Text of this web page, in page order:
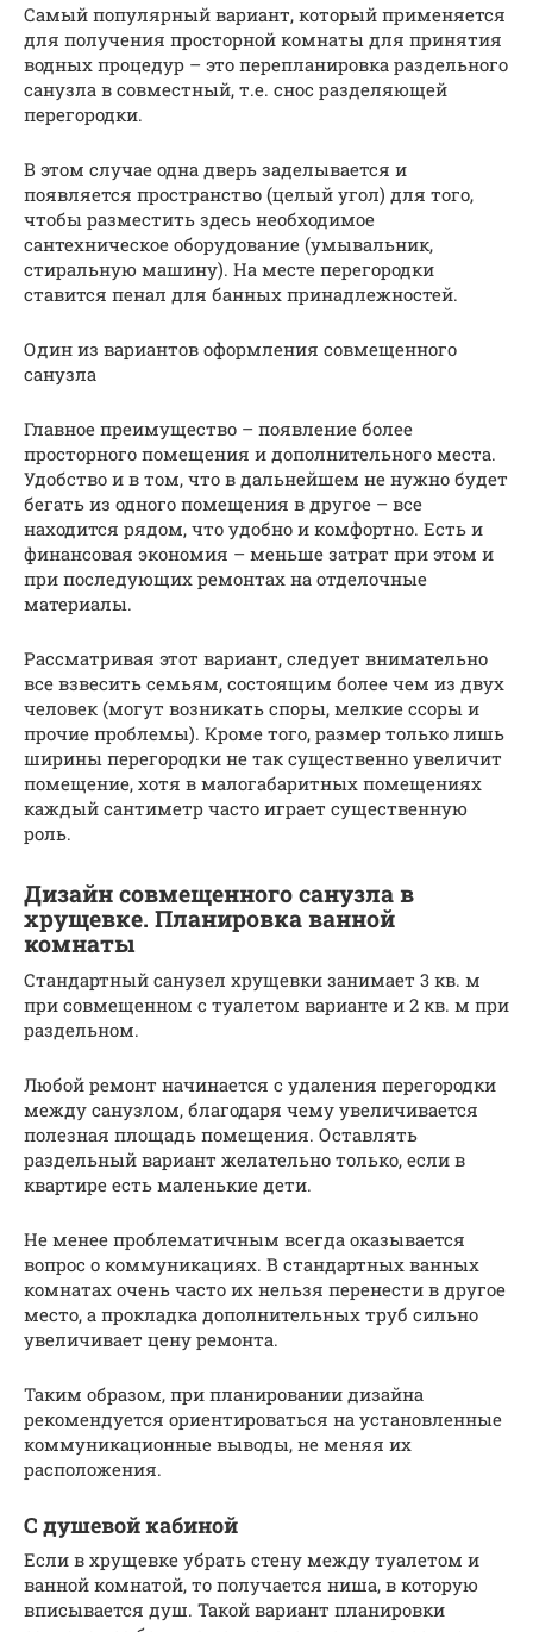
Самый популярный вариант, который применяется
для получения просторной комнаты для принятия
водных процедур – это перепланировка раздельного
санузла в совместный, т.е. снос разделяющей
перегородки.
В этом случае одна дверь заделывается и
появляется пространство (целый угол) для того,
чтобы разместить здесь необходимое
сантехническое оборудование (умывальник,
стиральную машину). На месте перегородки
ставится пенал для банных принадлежностей.
Один из вариантов оформления совмещенного
санузла
Главное преимущество – появление более
просторного помещения и дополнительного места.
Удобство и в том, что в дальнейшем не нужно будет
бегать из одного помещения в другое – все
находится рядом, что удобно и комфортно. Есть и
финансовая экономия – меньше затрат при этом и
при последующих ремонтах на отделочные
материалы.
Рассматривая этот вариант, следует внимательно
все взвесить семьям, состоящим более чем из двух
человек (могут возникать споры, мелкие ссоры и
прочие проблемы). Кроме того, размер только лишь
ширины перегородки не так существенно увеличит
помещение, хотя в малогабаритных помещениях
каждый сантиметр часто играет существенную
роль.
Дизайн совмещенного санузла в
хрущевке. Планировка ванной
комнаты
Стандартный санузел хрущевки занимает 3 кв. м
при совмещенном с туалетом варианте и 2 кв. м при
раздельном.
Любой ремонт начинается с удаления перегородки
между санузлом, благодаря чему увеличивается
полезная площадь помещения. Оставлять
раздельный вариант желательно только, если в
квартире есть маленькие дети.
Не менее проблематичным всегда оказывается
вопрос о коммуникациях. В стандартных ванных
комнатах очень часто их нельзя перенести в другое
место, а прокладка дополнительных труб сильно
увеличивает цену ремонта.
Таким образом, при планировании дизайна
рекомендуется ориентироваться на установленные
коммуникационные выводы, не меняя их
расположения.
С душевой кабиной
Если в хрущевке убрать стену между туалетом и
ванной комнатой, то получается ниша, в которую
вписывается душ. Такой вариант планировки